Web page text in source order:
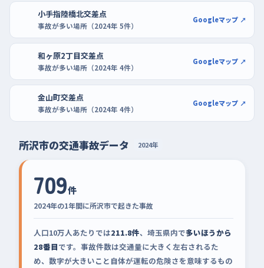
小手指陸橋北交差点
事故が多い場所（2024年 5件）
Googleマップ ↗
和ヶ原2丁目交差点
事故が多い場所（2024年 4件）
Googleマップ ↗
金山町交差点
事故が多い場所（2024年 4件）
Googleマップ ↗
所沢市の交通事故データ 2024年
709件
2024年の1年間に所沢市で起きた事故
人口10万人あたりでは211.8件、埼玉県内で多いほうから
28番目です。事故件数は交通量に大きく左右されるた
め、数字が大きいこと自体が運転の危険さを意味するもの